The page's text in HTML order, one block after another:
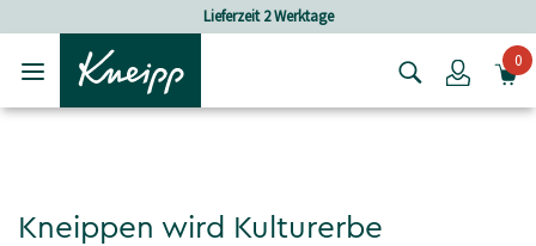
Lieferzeit 2 Werktage
Login0
Kneippen wird Kulturerbe